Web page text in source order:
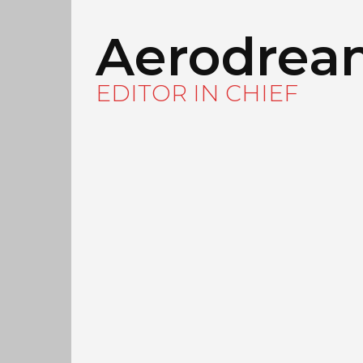
EDITOR IN CHIEF